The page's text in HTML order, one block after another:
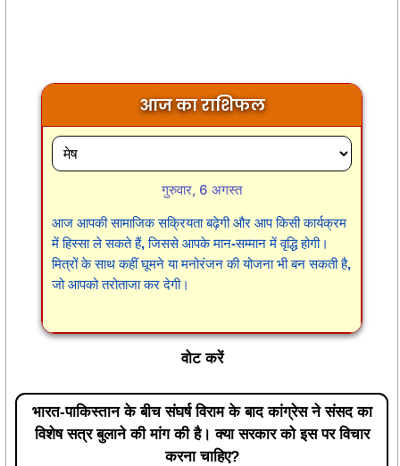
आज का राशिफल
गुरुवार, 6 अगस्त
आज आपकी सामाजिक सक्रियता बढ़ेगी और आप किसी कार्यक्रम
में हिस्सा ले सकते हैं, जिससे आपके मान-सम्मान में वृद्धि होगी।
मित्रों के साथ कहीं घूमने या मनोरंजन की योजना भी बन सकती है,
जो आपको तरोताजा कर देगी।
वोट करें
भारत-पाकिस्तान के बीच संघर्ष विराम के बाद कांग्रेस ने संसद का
विशेष सत्र बुलाने की मांग की है। क्या सरकार को इस पर विचार
करना चाहिए?